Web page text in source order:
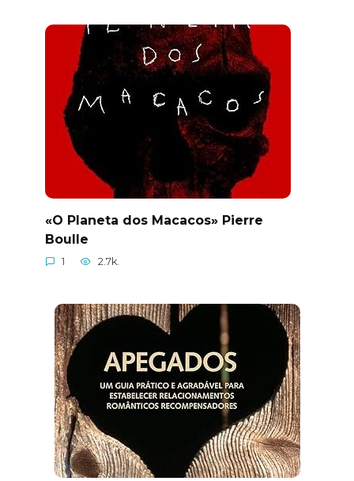
«O Planeta dos Macacos» Pierre
Boulle
1 2.7k.